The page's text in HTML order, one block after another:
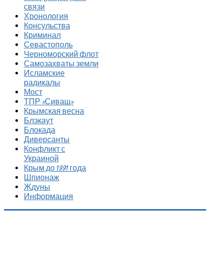
связи
Хронология
Консульства
Криминал
Севастополь
Черноморский флот
Самозахваты земли
Исламские
радикалы
Мост
ТПР «Сиваш»
Крымская весна
Блэкаут
Блокада
Диверсанты
Конфликт с
Украиной
Крым до 1991 года
Шпионаж
Ждуны
Информация